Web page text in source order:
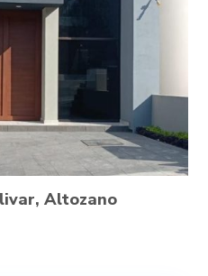
Altozano